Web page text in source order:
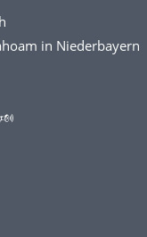
in Niederbayern
🕬